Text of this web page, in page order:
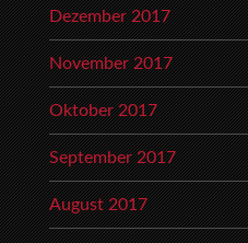
Dezember 2017
November 2017
Oktober 2017
September 2017
August 2017